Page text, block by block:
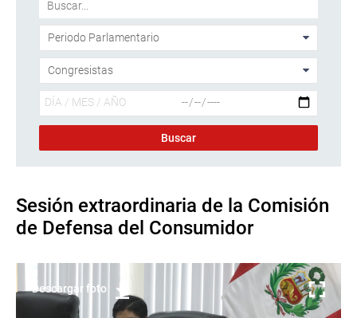
Sesión extraordinaria de la Comisión
de Defensa del Consumidor
Descargar foto